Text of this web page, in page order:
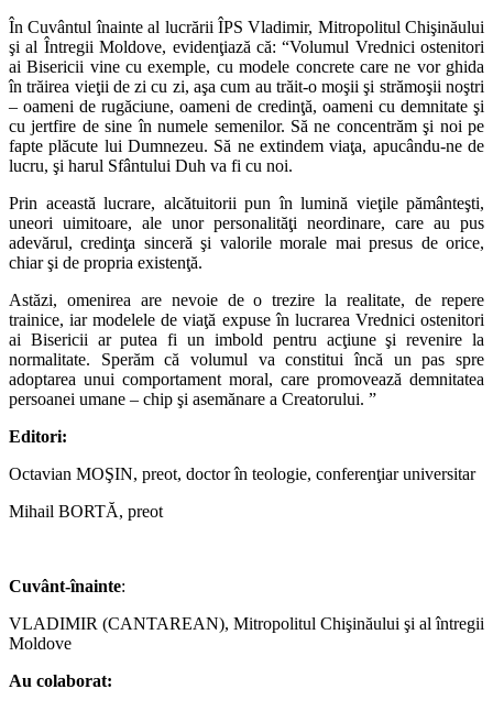
În Cuvântul înainte al lucrării ÎPS Vladimir, Mitropolitul Chişinăului
şi al Întregii Moldove, evidenţiază că: “Volumul Vrednici ostenitori
ai Bisericii vine cu exemple, cu modele concrete care ne vor ghida
în trăirea vieţii de zi cu zi, aşa cum au trăit-o moşii şi strămoşii noştri
– oameni de rugăciune, oameni de credinţă, oameni cu demnitate şi
cu jertfire de sine în numele semenilor. Să ne concentrăm şi noi pe
fapte plăcute lui Dumnezeu. Să ne extindem viaţa, apucându-ne de
lucru, şi harul Sfântului Duh va fi cu noi.
Prin această lucrare, alcătuitorii pun în lumină vieţile pământeşti,
uneori uimitoare, ale unor personalităţi neordinare, care au pus
adevărul, credinţa sinceră şi valorile morale mai presus de orice,
chiar şi de propria existenţă.
Astăzi, omenirea are nevoie de o trezire la realitate, de repere
trainice, iar modelele de viaţă expuse în lucrarea Vrednici ostenitori
ai Bisericii ar putea fi un imbold pentru acţiune şi revenire la
normalitate. Sperăm că volumul va constitui încă un pas spre
adoptarea unui comportament moral, care promovează demnitatea
persoanei umane – chip şi asemănare a Creatorului. ”
Editori:
Octavian MOŞIN, preot, doctor în teologie, conferenţiar universitar
Mihail BORTĂ, preot
Cuvânt-înainte:
VLADIMIR (CANTAREAN), Mitropolitul Chişinăului şi al întregii
Moldove
Au colaborat: